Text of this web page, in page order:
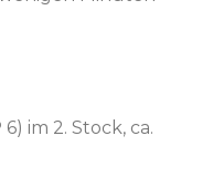
im 2. Stock, ca.